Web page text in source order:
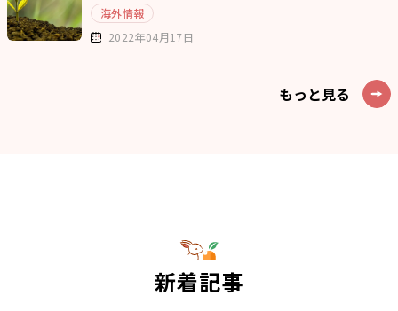
海外情報
2022年04月17日
もっと見る
新着記事